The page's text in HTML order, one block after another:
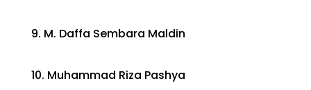
9. M. Daffa Sembara Maldin
10. Muhammad Riza Pashya